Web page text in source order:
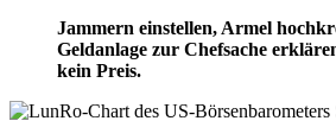
Jammern einstellen, Armel
Geldanlage zur Chefsache
kein Preis.